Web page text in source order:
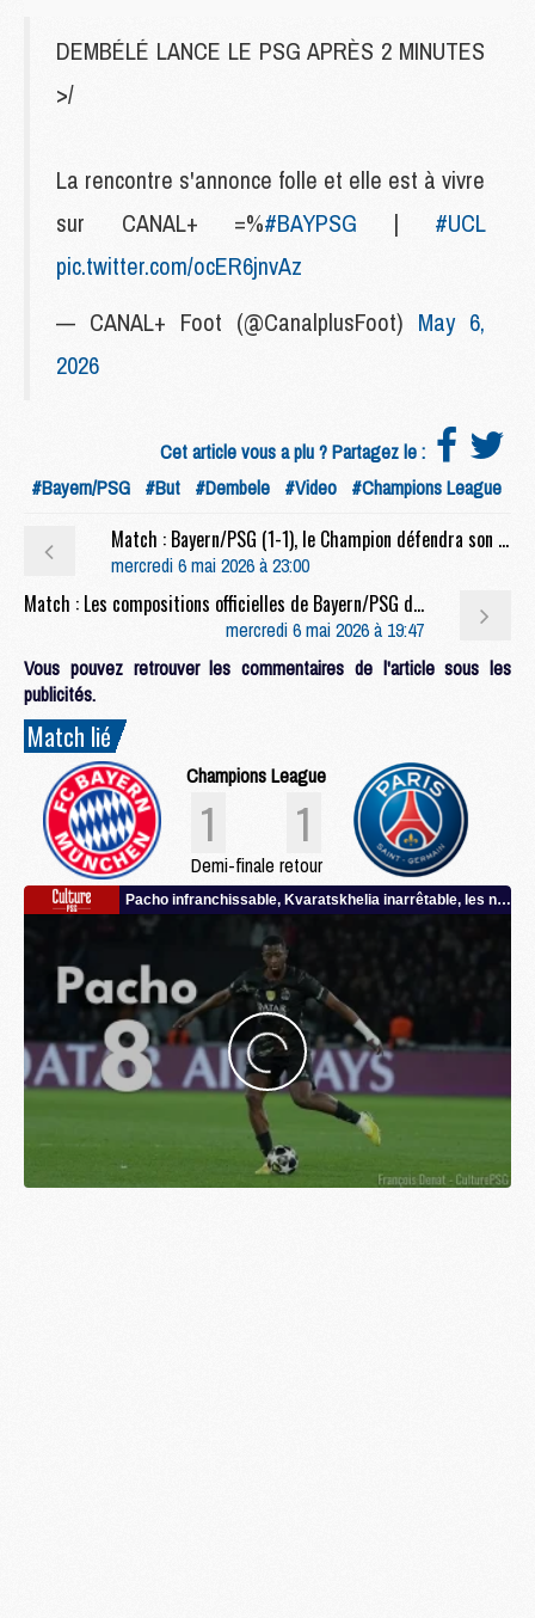
DEMBÉLÉ LANCE LE PSG APRÈS 2 MINUTES
>/
La rencontre s'annonce folle et elle est à vivre
sur CANAL+ =%#BAYPSG | #UCL
pic.twitter.com/ocER6jnvAz
— CANAL+ Foot (@CanalplusFoot) May 6,
2026
Cet article vous a plu ? Partagez le :
#Bayern/PSG #But #Dembele #Video #Champions League
Match : Bayern/PSG (1-1), le Champion défendra son titre
mercredi 6 mai 2026 à 23:00
Match : Les compositions officielles de Bayern/PSG dévoilées
mercredi 6 mai 2026 à 19:47
Vous pouvez retrouver les commentaires de l'article sous les
publicités.
Match lié
Champions League
1 1
Demi-finale retour